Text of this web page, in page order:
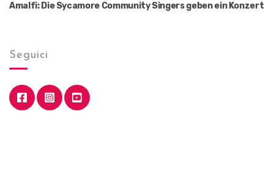
Amalfi: Die Sycamore Community Singers geben ein Konzert
Seguici